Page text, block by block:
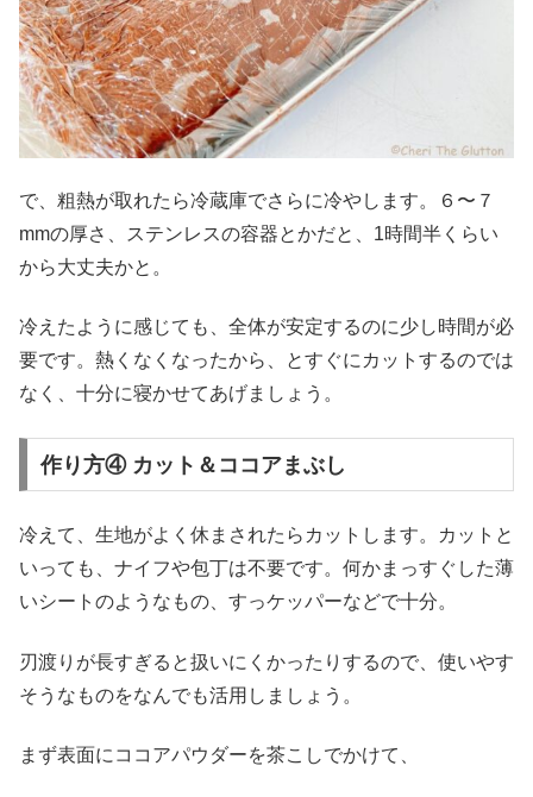
で、粗熱が取れたら冷蔵庫でさらに冷やします。６〜７
mmの厚さ、ステンレスの容器とかだと、1時間半くらい
から大丈夫かと。
冷えたように感じても、全体が安定するのに少し時間が必
要です。熱くなくなったから、とすぐにカットするのでは
なく、十分に寝かせてあげましょう。
作り方④ カット＆ココアまぶし
冷えて、生地がよく休まされたらカットします。カットと
いっても、ナイフや包丁は不要です。何かまっすぐした薄
いシートのようなもの、すっケッパーなどで十分。
刃渡りが長すぎると扱いにくかったりするので、使いやす
そうなものをなんでも活用しましょう。
まず表面にココアパウダーを茶こしでかけて、